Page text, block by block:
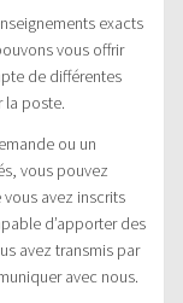
exacts
vous offrir
de différentes
la poste.
ou un
vous pouvez
avez inscrits
d’apporter des
avez transmis par
avec nous.